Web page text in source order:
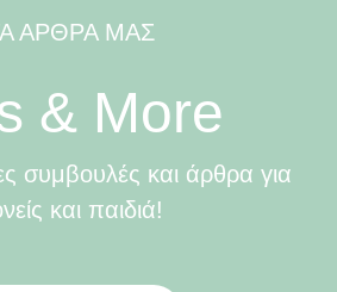
ΑΡΘΡΑ ΜΑΣ
& More
συμβουλές και άρθρα για
και παιδιά!